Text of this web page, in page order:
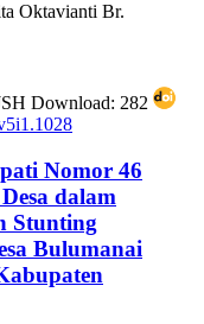
Oktavianti Br.
Download: 282
Nomor 46
dalam
Stunting
Bulumanai